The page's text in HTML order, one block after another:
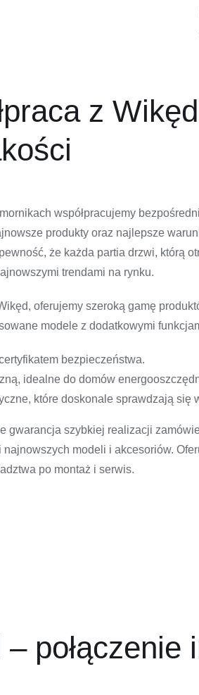
z
współpracujemy
produkty oraz najlepsze
że każda partia drzwi, którą
trendami na rynku.
oferujemy szeroką gamę
modele z dodatkowymi
bezpieczeństwa.
idealne do domów
które doskonale sprawdzają się
gwarancja szybkiej realizacji
modeli i akcesoriów.
po montaż i serwis.
połączenie